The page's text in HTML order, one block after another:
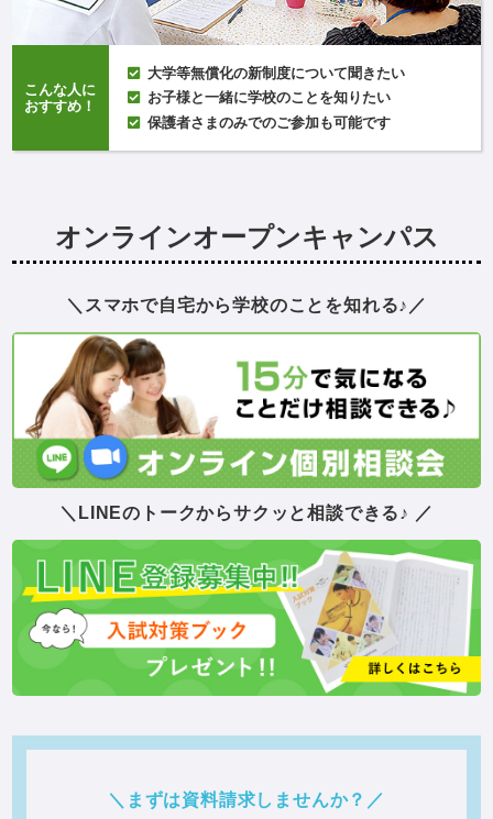
こんな人に
おすすめ！
大学等無償化の新制度について聞きたい
お子様と一緒に学校のことを知りたい
保護者さまのみでのご参加も可能です
オンラインオープンキャンパス
スマホで自宅から学校のことを知れる♪
LINEのトークからサクッと相談できる♪
まずは資料請求しませんか？